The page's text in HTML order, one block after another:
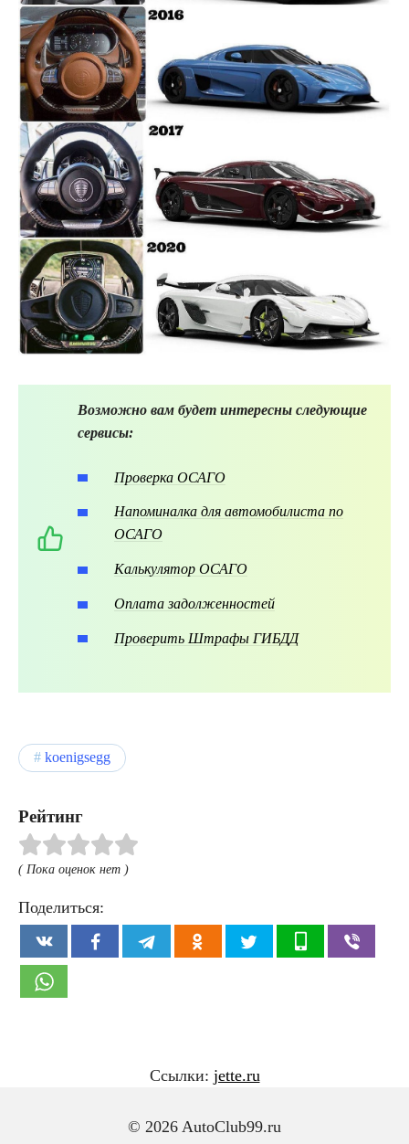
Возможно вам будет интересны следующие
сервисы:
Проверка ОСАГО
Напоминалка для автомобилиста по
ОСАГО
Калькулятор ОСАГО
Оплата задолженностей
Проверить Штрафы ГИБДД
koenigsegg
Рейтинг
( Пока оценок нет )
Поделиться:
© 2026 AutoClub99.ru
Ссылки: jette.ru